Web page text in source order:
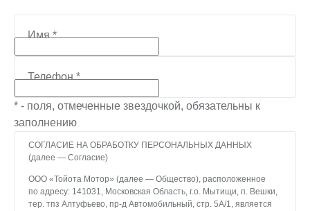
Имя*
Телефон*
* - поля, отмеченные звездочкой, обязательны к
заполнению
СОГЛАСИЕ НА ОБРАБОТКУ ПЕРСОНАЛЬНЫХ ДАННЫХ
(далее — Согласие)
ООО «Тойота Мотор» (далее — Общество), расположенное
по адресу: 141031, Московская Область, г.о. Мытищи, п. Вешки,
тер. тпз Алтуфьево, пр-д Автомобильный, стр. 5А/1, является